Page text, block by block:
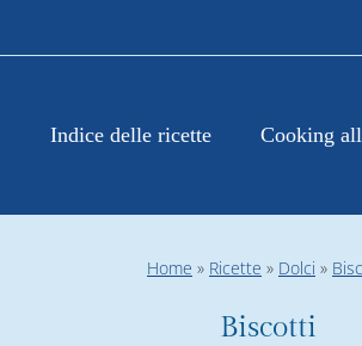
Indice delle ricette Cooking
Home » Ricette » Dolci »
Biscotti